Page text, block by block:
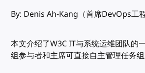
By: Denis Ah-Kang（首席DevOps工程
本文介绍了W3C IT与系统运维团队的
组参与者和主席可直接自主管理任务组